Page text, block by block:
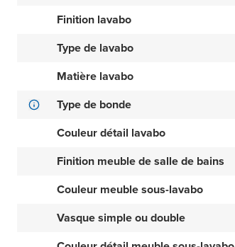
Finition lavabo
Type de lavabo
Matière lavabo
Type de bonde
Couleur détail lavabo
Finition meuble de salle de bains
Couleur meuble sous-lavabo
Vasque simple ou double